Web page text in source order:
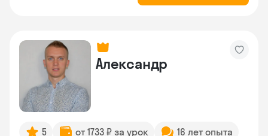
Александр
5 от 1733 ₽ за урок
16 лет опыта